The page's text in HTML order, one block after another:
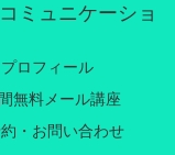
ュニケーショ
プロフィール
無料メール講座
・お問い合わせ